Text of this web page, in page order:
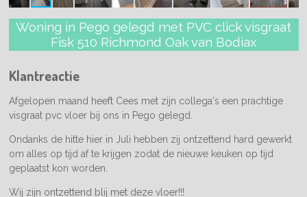
Woning in Pego gelegd met PVC click visgraat
Fisk 510 Richmond Oak van Bodiax
Klantreactie
Afgelopen maand heeft Cees met zijn collega's een prachtige
visgraat pvc vloer bij ons in Pego gelegd.
Ondanks de hitte hier in Juli hebben zij ontzettend hard gewerkt
om alles op tijd af te krijgen zodat de nieuwe keuken op tijd
geplaatst kon worden.
Wij zijn ontzettend blij met deze vloer!!!